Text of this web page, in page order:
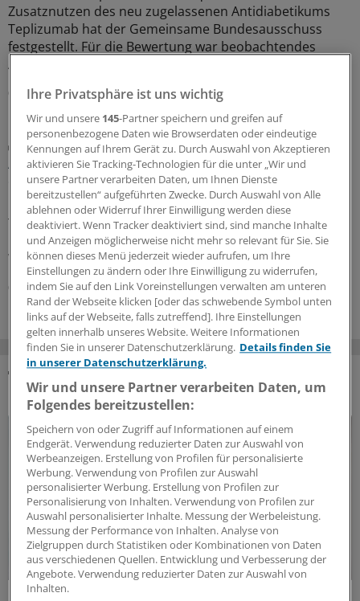
Zusatznutzen des neu zugelassenen Antidiabetikums
Teplizumab hat der Gemeinsame Bundesausschuss
festgestellt. Für die Bewertung war beobachtendes
Abwarten vorgegeben worden.
06.08.2026
Diabetische Retinopathie
Auch seltene, milde Hypoglykämien gefährden
die Netzhaut
Eine gute Blutzuckerkontrolle senkt bei Menschen mit
Typ-2-Diabetes das Risiko für eine diabetische
Retinopathie. Dabei zählt mehr als der HbA1c-Wert.
Wichtig ist auch, Unterzuckerungen zu vermeiden.
06.08.2026
DAS KÖNNTE SIE AUCH INTERESSIEREN
Fatal verkannt
Ihre Privatsphäre ist uns wichtig
Wir und unsere 145-Partner speichern und greifen auf
personenbezogene Daten wie Browserdaten oder eindeutige
Kennungen auf Ihrem Gerät zu. Durch Auswahl von Akzeptieren
aktivieren Sie Tracking-Technologien für die unter „Wir und
unsere Partner verarbeiten Daten, um Ihnen Dienste
bereitzustellen“ aufgeführten Zwecke. Durch Auswahl von Alle
ablehnen oder Widerruf Ihrer Einwilligung werden diese
deaktiviert. Wenn Tracker deaktiviert sind, sind manche Inhalte
und Anzeigen möglicherweise nicht mehr so relevant für Sie. Sie
können dieses Menü jederzeit wieder aufrufen, um Ihre
Einstellungen zu ändern oder Ihre Einwilligung zu widerrufen,
indem Sie auf den Link Voreinstellungen verwalten am unteren
Rand der Webseite klicken [oder das schwebende Symbol unten
links auf der Webseite, falls zutreffend]. Ihre Einstellungen
gelten innerhalb unseres Website. Weitere Informationen
finden Sie in unserer Datenschutzerklärung. Details finden Sie
in unserer Datenschutzerklärung.
Wir und unsere Partner verarbeiten Daten, um
Folgendes bereitzustellen:
Speichern von oder Zugriff auf Informationen auf einem
Endgerät. Verwendung reduzierter Daten zur Auswahl von
Werbeanzeigen. Erstellung von Profilen für personalisierte
Werbung. Verwendung von Profilen zur Auswahl
personalisierter Werbung. Erstellung von Profilen zur
Personalisierung von Inhalten. Verwendung von Profilen zur
Auswahl personalisierter Inhalte. Messung der Werbeleistung.
Messung der Performance von Inhalten. Analyse von
Zielgruppen durch Statistiken oder Kombinationen von Daten
aus verschiedenen Quellen. Entwicklung und Verbesserung der
Angebote. Verwendung reduzierter Daten zur Auswahl von
Inhalten.